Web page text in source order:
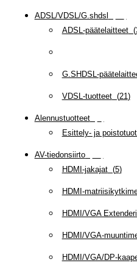
ADSL/VDSL/G.shdsl
ADSL-päätelaitteet(
G.SHDSL-
VDSL-tuotteet(21)
Alennustuotteet(
Esittely- ja
AV-tiedonsiirto(
HDMI-jakajat(5)
HDMI-
HDMI/VGA
HDMI/VGA-
HDMI/VGA/DP-